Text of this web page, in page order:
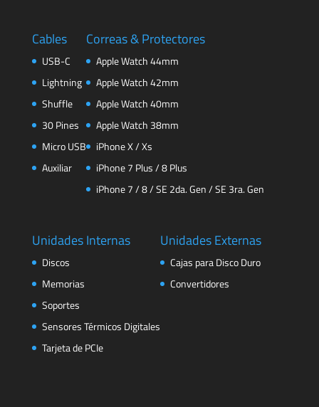
Cables
USB-C
Lightning
Shuffle
30 Pines
Micro USB
Auxiliar
Correas & Protectores
Apple Watch 44mm
Apple Watch 42mm
Apple Watch 40mm
Apple Watch 38mm
iPhone X / Xs
iPhone 7 Plus / 8 Plus
iPhone 7 / 8 / SE 2da. Gen / SE 3ra. Gen
Unidades Internas
Discos
Memorias
Soportes
Sensores Térmicos Digitales
Tarjeta de PCIe
Unidades Externas
Cajas para Disco Duro
Convertidores